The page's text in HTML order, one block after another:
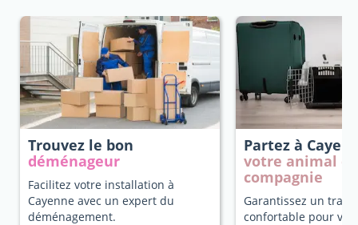
Trouvez le bon
déménageur
Facilitez votre installation à
Cayenne avec un expert du
déménagement.
Partez à
votre animal de
compagnie
Garantissez un
confortable pour